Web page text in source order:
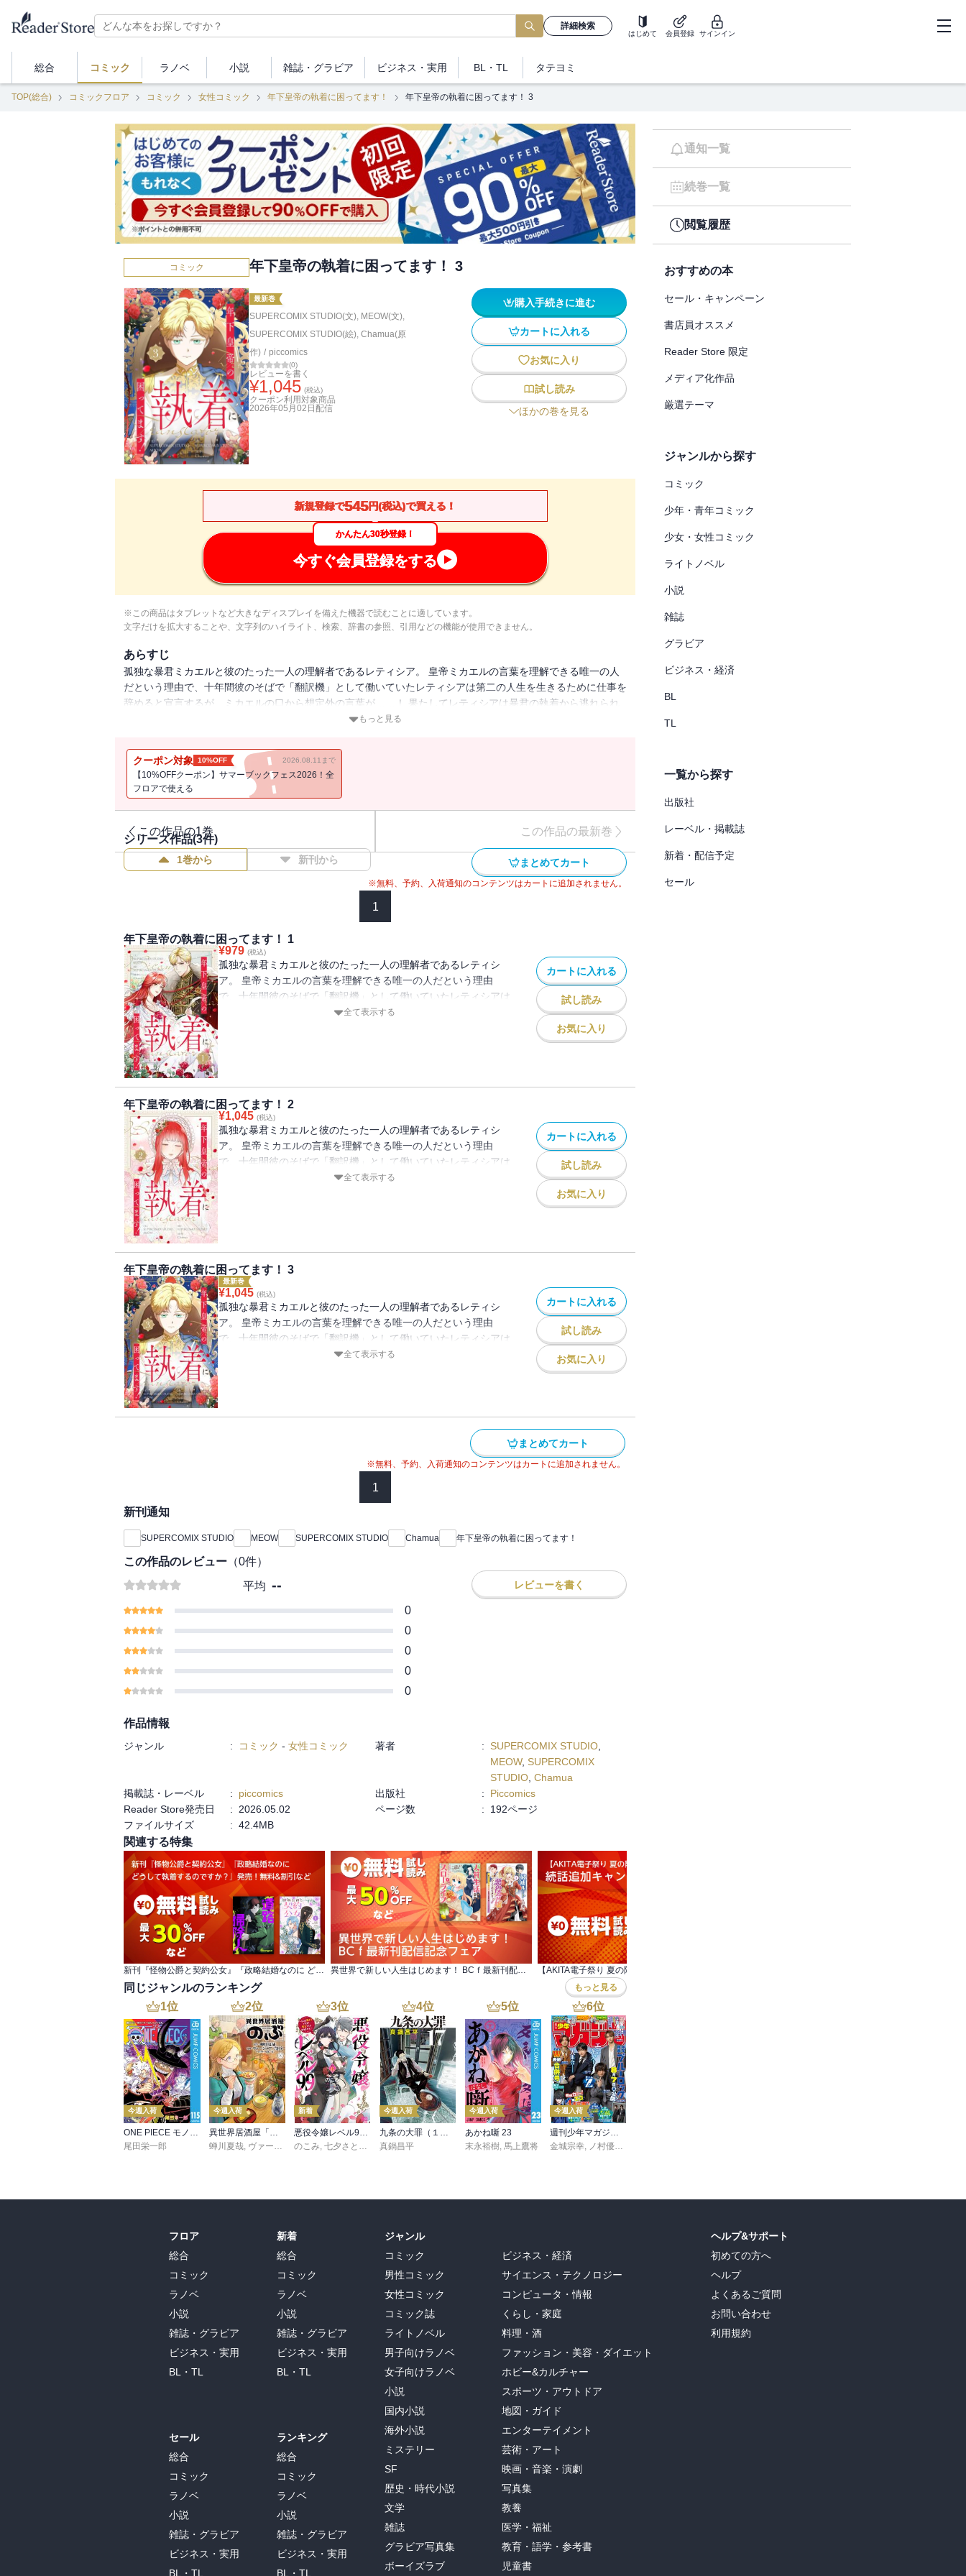
詳細検索
はじめて 会員登録 サインイン
総合 コミック ラノベ 小説 雑誌・ グラビア ビジネス ・実用 BL・TL タテヨミ
TOP(総合) コミックフロア コミック 女性コミック 年下皇帝の執着に困ってます！ 年下皇帝の執着に困ってます！ 3
コミック 年下皇帝の執着に困ってます！ 3
最新巻
SUPERCOMIX STUDIO(文), MEOW(文),
SUPERCOMIX STUDIO(絵), Chamua(原
作) / piccomics
(0)
レビューを書く
¥1,045 (税込)
クーポン利用対象商品
2026年05月02日 配信
購入手続きに進む
カートに入れる
お気に入り
試し読み
ほかの巻を見る
新規登録で545円(税込)で買える！
かんたん30秒登録！
今すぐ会員登録をする
※この商品はタブレットなど大きなディスプレイを備えた機器で読むことに適しています。
文字だけを拡大することや、文字列のハイライト、検索、辞書の参照、引用などの機能が使用できません。
あらすじ
孤独な暴君ミカエルと彼のたった一人の理解者であるレティシア。 皇帝ミカエルの言葉を理解できる唯一の人
だという理由で、十年間彼のそばで「翻訳機」として働いていたレティシアは第二の人生を生きるために仕事を
辞めると宣言するが、ミカエルの口から想定外の言葉が……！ 果たしてレティシアは暴君の執着から逃れられ
もっと見る
クーポン対象 10%OFF 2026.08.11まで
【10%OFFクーポン】サマーブックフェス2026！全
フロアで使える
この作品の1巻 この作品の最新巻
シリーズ作品(3件)
1巻から 新刊から まとめてカート
※無料、予約、入荷通知のコンテンツはカートに追加されません。
1
年下皇帝の執着に困ってます！ 1
¥979 (税込)
孤独な暴君ミカエルと彼のたった一人の理解者であるレティシ
ア。 皇帝ミカエルの言葉を理解できる唯一の人だという理由
で、十年間彼のそばで「翻訳機」として働いていたレティシアは
第二の人生を生きるために仕事を辞めると宣言するが、ミカエル
全て表示する
カートに入れる
試し読み
お気に入り
年下皇帝の執着に困ってます！ 2
¥1,045 (税込)
孤独な暴君ミカエルと彼のたった一人の理解者であるレティシ
ア。 皇帝ミカエルの言葉を理解できる唯一の人だという理由
で、十年間彼のそばで「翻訳機」として働いていたレティシアは
第二の人生を生きるために仕事を辞めると宣言するが、ミカエル
全て表示する
カートに入れる
試し読み
お気に入り
年下皇帝の執着に困ってます！ 3
最新巻
¥1,045 (税込)
孤独な暴君ミカエルと彼のたった一人の理解者であるレティシ
ア。 皇帝ミカエルの言葉を理解できる唯一の人だという理由
で、十年間彼のそばで「翻訳機」として働いていたレティシアは
第二の人生を生きるために仕事を辞めると宣言するが、ミカエル
全て表示する
カートに入れる
試し読み
お気に入り
まとめてカート
※無料、予約、入荷通知のコンテンツはカートに追加されません。
1
新刊通知
SUPERCOMIX STUDIO MEOW SUPERCOMIX STUDIO Chamua 年下皇帝の執着に困ってます！
この作品のレビュー （0件）
平均 -- レビューを書く
0
0
0
0
0
作品情報
ジャンル : コミック - 女性コミック 著者 : SUPERCOMIX STUDIO,
MEOW, SUPERCOMIX
STUDIO, Chamua
掲載誌・レーベル
: piccomics 出版社 :
Piccomics
Reader Store発売日
: 2026.05.02 ページ数 :
192ページ
ファイルサイズ
: 42.4MB
関連する特集
新刊『怪物公爵と契約公女』『政略結婚なのに どうして執着するのですか？』発売！無料&割引など 異世界で新しい人生はじめます！ BCｆ最新刊配信記念フェア
同じジャンルのランキング もっと見る
1位
今週入荷
尾田栄一郎
2位
今週入荷
蝉川夏哉, ヴァージニア二等兵 ,転
3位
新着
のこみ ,七夕さとり Tea
4位
今週入荷
真鍋昌平
5位
今週入荷
あかね噺 23
末永裕樹, 馬上鷹将
6位
今週入荷
金城宗幸
ノ村優介
通知一覧
続巻一覧
閲覧履歴
おすすめの本
セール・キャンペーン
書店員オススメ
Reader Store 限定
メディア化作品
厳選テーマ
ジャンルから探す
コミック
少年・青年コミック
少女・女性コミック
ライトノベル
小説
雑誌
グラビア
ビジネス・経済
BL
TL
一覧から探す
出版社
レーベル・掲載誌
新着・配信予定
セール
フロア
総合
コミック
ラノベ
小説
雑誌・グラビア
ビジネス・実用
BL・TL
セール
総合
コミック
ラノベ
小説
雑誌・グラビア
ビジネス・実用
BL・TL
新着
総合
コミック
ラノベ
小説
雑誌・グラビア
ビジネス・実用
BL・TL
ランキング
総合
コミック
ラノベ
小説
雑誌・グラビア
ビジネス・実用
BL・TL
ジャンル
コミック
男性コミック
女性コミック
コミック誌
ライトノベル
男子向けラノベ
女子向けラノベ
小説
国内小説
海外小説
ミステリー
SF
歴史・時代小説
文学
雑誌
グラビア写真集
ボーイズラブ
ビジネス・経済
サイエンス・テクノロジー
コンピュータ・情報
くらし・家庭
料理・酒
ファッション・美容・ダイエット
ホビー&カルチャー
スポーツ・アウトドア
地図・ガイド
エンターテイメント
芸術・アート
映画・音楽・演劇
写真集
教養
医学・福祉
教育・語学・参考書
児童書
ヘルプ&サポート
初めての方へ
ヘルプ
よくあるご質問
お問い合わせ
利用規約